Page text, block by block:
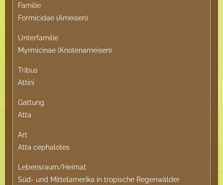
Familie
Formicidae (Ameisen)
Unterfamilie
Myrmicinae (Knotenameisen)
Tribus
Attini
Gattung
Atta
Art
Atta cephalotes
Lebensraum/Heimat
Süd- und Mittelamerika in tropische Regenwälder